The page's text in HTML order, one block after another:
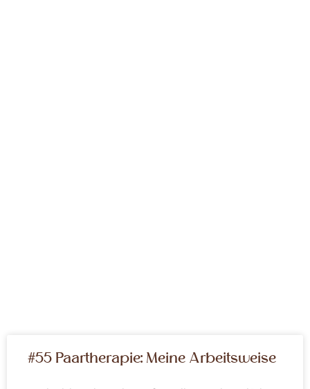
#55 Paartherapie: Meine Arbeitsweise